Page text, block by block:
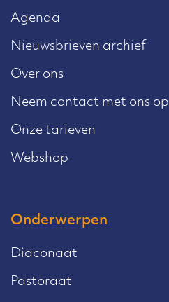
Agenda
Nieuwsbrieven archief
Over ons
Neem contact met ons op
Onze tarieven
Webshop
Onderwerpen
Diaconaat
Pastoraat